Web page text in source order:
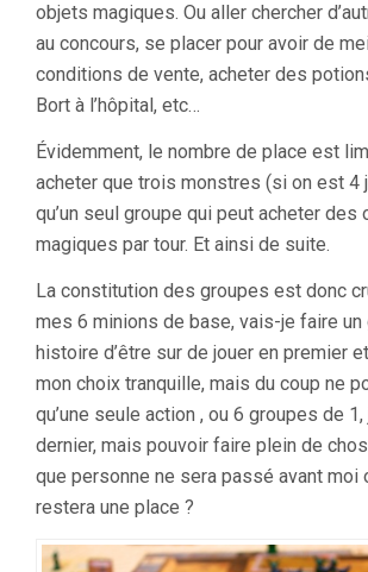
objets magiques. Ou aller chercher
au concours, se placer pour avoir de
conditions de vente, acheter des
Bort à l’hôpital, etc…
Évidemment, le nombre de place est
acheter que trois monstres (si on est 4
qu’un seul groupe qui peut acheter des
magiques par tour. Et ainsi de suite.
La constitution des groupes est donc
mes 6 minions de base, vais-je faire un
histoire d’être sur de jouer en premier
mon choix tranquille, mais du coup ne
qu’une seule action , ou 6 groupes de 1,
dernier, mais pouvoir faire plein de
que personne ne sera passé avant moi
restera une place ?